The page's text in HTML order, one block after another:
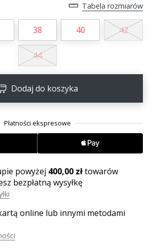
Tabela rozmiarów
38 40 42
44
Dodaj do koszyka
powyżej 400,00 złtowarów
bezpłatną wysyłkę
online lub innymi metodami